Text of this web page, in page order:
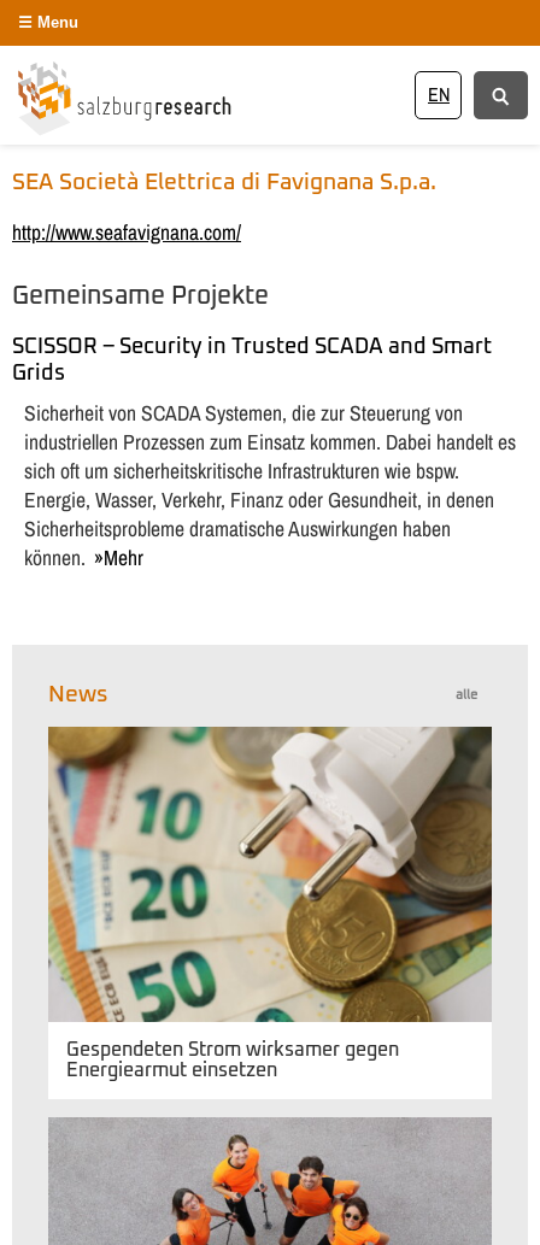
EN
Menu
SEA Società Elettrica di Favignana S.p.a.
http://www.seafavignana.com/
Gemeinsame Projekte
SCISSOR – Security in Trusted SCADA and Smart
Grids
Sicherheit von SCADA Systemen, die zur Steuerung von
industriellen Prozessen zum Einsatz kommen. Dabei handelt es
sich oft um sicherheitskritische Infrastrukturen wie bspw.
Energie, Wasser, Verkehr, Finanz oder Gesundheit, in denen
Sicherheitsprobleme dramatische Auswirkungen haben
können.
Mehr
alle
News
Gespendeten Strom wirksamer gegen
Energiearmut einsetzen